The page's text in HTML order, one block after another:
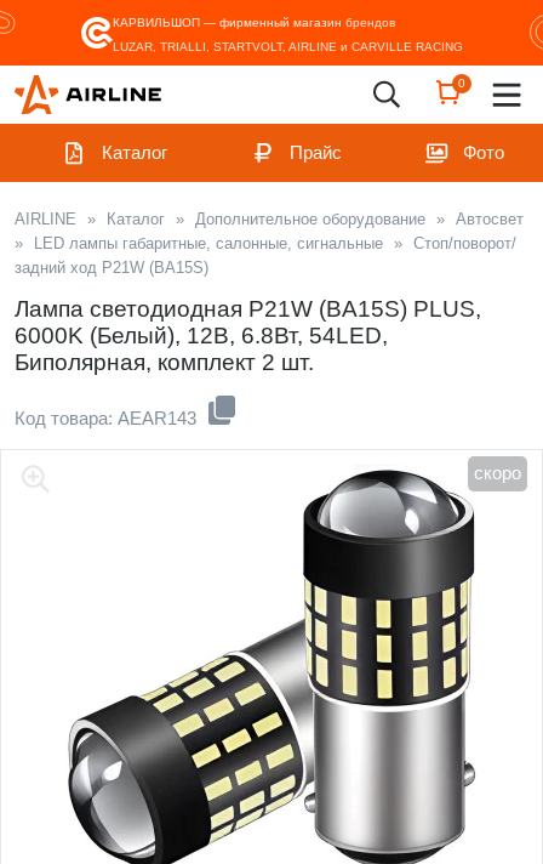
КАРВИЛЬШОП — фирменный магазин брендов
LUZAR, TRIALLI, STARTVOLT, AIRLINE и CARVILLE RACING
0
Каталог Прайс Фото
AIRLINE » Каталог » Дополнительное оборудование » Автосвет
»
LED лампы габаритные, салонные, сигнальные » Стоп/поворот/
задний ход P21W (BA15S)
Лампа светодиодная P21W (BA15S) PLUS,
6000K (Белый), 12В, 6.8Вт, 54LED,
Биполярная, комплект 2 шт.
Код товара: AEAR143
скоро